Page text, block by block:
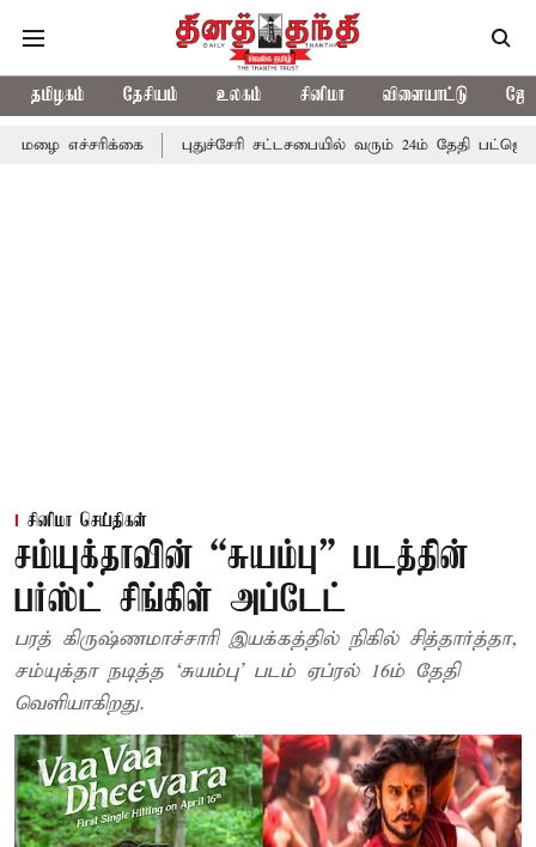
தமிழகம் தேசியம் உலகம் சினிமா விளையாட்டு
புதுச்சேரி சட்டசபையில் வரும் 24ம் தேதி பட்ஜெட் தாக்கல்
சினிமா செய்திகள்
சம்​யுக்​தாவின் “சு​யம்​பு” படத்தின்
பர்ஸ்ட் சிங்கிள் அப்டேட்
பரத் கிருஷ்ணமாச்​சாரி இயக்கத்தில் நிகில் சித்​தார்த்தா,
சம்யுக்தா நடித்த ‘சுயம்​பு’ படம் ஏப்​ரல் 16ம்​ தேதி
வெளியாகிறது.